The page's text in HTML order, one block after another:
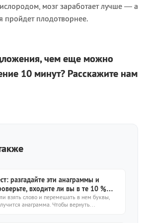
мозг заработает лучше — а
пройдет плодотворнее.
чем еще можно
10 минут? Расскажите нам
разгадайте эти анаграммы и
входите ли вы в те 10 %
у которых абстрактно-
мышление развито на
взять слово и перемешать в нем буквы,
анаграмма. Чтобы вернуть...